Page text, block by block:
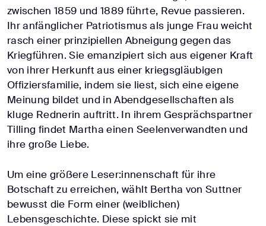
zwischen 1859 und 1889 führte, Revue passieren.
Ihr anfänglicher Patriotismus als junge Frau weicht
rasch einer prinzipiellen Abneigung gegen das
Kriegführen. Sie emanzipiert sich aus eigener Kraft
von ihrer Herkunft aus einer kriegsgläubigen
Offiziersfamilie, indem sie liest, sich eine eigene
Meinung bildet und in Abendgesellschaften als
kluge Rednerin auftritt. In ihrem Gesprächspartner
Tilling findet Martha einen Seelenverwandten und
ihre große Liebe.
Um eine größere Leser:innenschaft für ihre
Botschaft zu erreichen, wählt Bertha von Suttner
bewusst die Form einer (weiblichen)
Lebensgeschichte. Diese spickt sie mit